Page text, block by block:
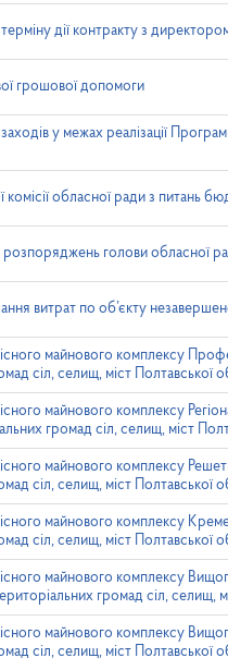
дії контракту з
грошової допомоги
у межах реалізації
комісії обласної ради з питань
голови обласної
витрат по об’єкту
майнового комплексу
сіл, селищ, міст Полтавської
майнового комплексу
громад сіл, селищ, міст
майнового комплексу
сіл, селищ, міст Полтавської
майнового комплексу
сіл, селищ, міст Полтавської
майнового комплексу
громад сіл, селищ,
майнового комплексу
сіл, селищ, міст Полтавської